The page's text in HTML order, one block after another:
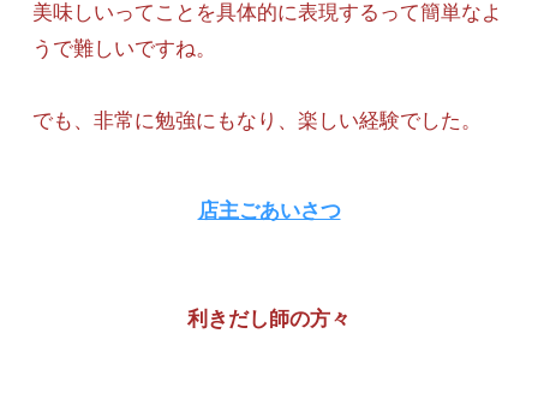
美味しいってことを具体的に表現するって簡単なよ
うで難しいですね。
でも、非常に勉強にもなり、楽しい経験でした。
店主ごあいさつ
利きだし師の方々